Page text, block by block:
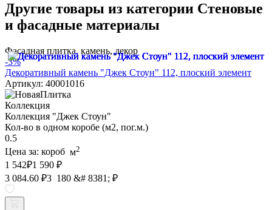
Другие товары из категории Стеновые
и фасадные материалы
Фасадная плитка, камень, декор
-3%
Декоративный камень "Джек Стоун" 112, плоский элемент
Артикул: 40001016
Коллекция
Коллекция "Джек Стоун"
Кол-во в одном коробе (м2, пог.м.)
0.5
Цена за: короб м2
1 542₽1 590 ₽
3 084.60 ₽3 180 &# 8381; ₽